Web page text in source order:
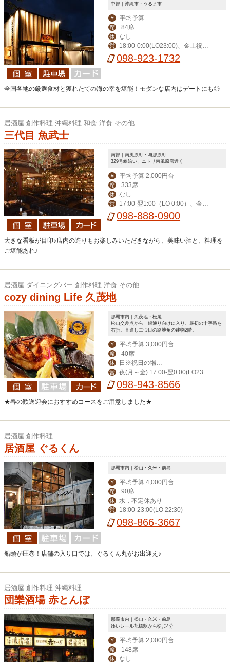
中部｜沖縄市・うるま市
￥ 平均予算
席 84席
休 なし
営
18:00-0:00(LO23:00)、金土祝前1
8:00-1:00(0:00)
098-923-1732
全国各地の厳選食材と獲れたての海の幸を堪能！モダンな店内はデートにも◎
居酒屋 創作料理 沖縄料理 和食 洋食 その他
三代目 魚武士
南部｜南風原町・与那原町
329号線沿い、ニトリ南風原店近く
￥ 平均予算 2,000円台
席 333席
休 なし
営
17:00-翌1:00（LO 0:00）、金土
祝前17:00-翌2:00（LO 翌1:00）
098-888-0900
大きな看板が目印♪店内の造りもお楽しみいただきながら、美味い酒と、料理を
ご堪能あれ♪
居酒屋 ダイニングバー 創作料理 洋食 その他
cozy dining Life 久茂地
那覇市内｜久茂地・松尾
松山交差点から一銀通り向けに入り、最初の十字路を
右折。直進し二つ目の路地角の建物2階。
￥ 平均予算 3,000円台
席 40席
休
営業。月曜振替休。
営
夜(月～金) 17:00-翌0:00(LO23:3
0) (土)-翌1:00(LO翌0:30) 昼(月～金) 1
098-943-8566
★春の歓送迎会におすすめコースをご用意しました★
居酒屋 創作料理
居酒屋 ぐるくん
那覇市内｜松山・久米・前島
￥ 平均予算 4,000円台
席 90席
休 水，不定休あり
営 18:00-23:00(LO 22:30)
098-866-3667
船頭が圧巻！店舗の入り口では、ぐるくん丸がお出迎え♪
居酒屋 創作料理 沖縄料理
団欒酒場 赤とんぼ
那覇市内｜松山・久米・前島
ゆいレール旭橋駅から徒歩4分
￥ 平均予算 2,000円台
席 148席
休 なし